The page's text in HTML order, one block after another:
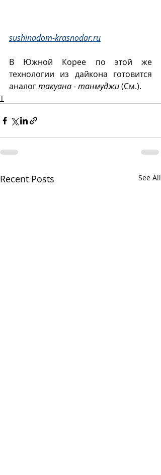
sushinadom-krasnodar.ru
В Южной Корее по этой же
технологии из дайкона готовится
аналог такуана - танмуджи (См.).
Т
Recent Posts See All